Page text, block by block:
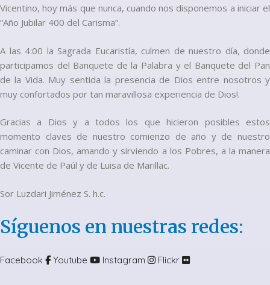
Vicentino, hoy más que nunca, cuando nos disponemos a iniciar el
“Año Jubilar 400 del Carisma”.
A las 4:00 la Sagrada Eucaristía, culmen de nuestro día, donde
participamos del Banquete de la Palabra y el Banquete del Pan
de la Vida. Muy sentida la presencia de Dios entre nosotros y
muy confortados por tan maravillosa experiencia de Dios!.
Gracias a Dios y a todos los que hicieron posibles estos
momento claves de nuestro comienzo de año y de nuestro
caminar con Dios, amando y sirviendo a los Pobres, a la manera
de Vicente de Paúl y de Luisa de Marillac.
Sor Luzdari Jiménez S. h.c.
Síguenos en nuestras redes:
Facebook Youtube Instagram Flickr